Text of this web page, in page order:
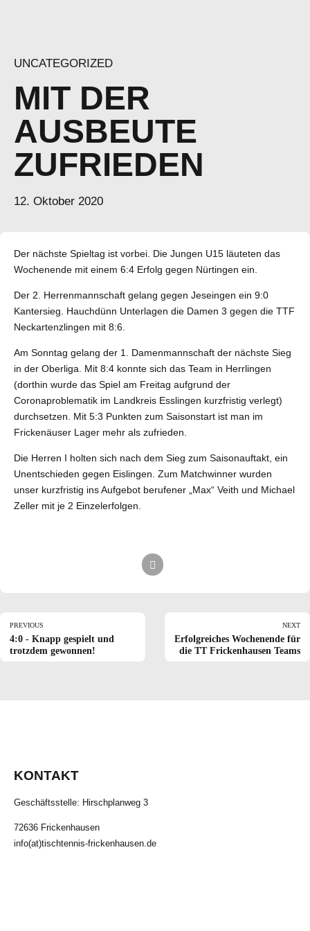
UNCATEGORIZED
MIT DER
AUSBEUTE
ZUFRIEDEN
12. Oktober 2020
Der nächste Spieltag ist vorbei. Die Jungen U15 läuteten das
Wochenende mit einem 6:4 Erfolg gegen Nürtingen ein.
Der 2. Herrenmannschaft gelang gegen Jeseingen ein 9:0
Kantersieg. Hauchdünn Unterlagen die Damen 3 gegen die TTF
Neckartenzlingen mit 8:6.
Am Sonntag gelang der 1. Damenmannschaft der nächste Sieg
in der Oberliga. Mit 8:4 konnte sich das Team in Herrlingen
(dorthin wurde das Spiel am Freitag aufgrund der
Coronaproblematik im Landkreis Esslingen kurzfristig verlegt)
durchsetzen. Mit 5:3 Punkten zum Saisonstart ist man im
Frickenäuser Lager mehr als zufrieden.
Die Herren I holten sich nach dem Sieg zum Saisonauftakt, ein
Unentschieden gegen Eislingen. Zum Matchwinner wurden
unser kurzfristig ins Aufgebot berufener „Max“ Veith und Michael
Zeller mit je 2 Einzelerfolgen.
PREVIOUS
4:0 - Knapp gespielt und
trotzdem gewonnen!
NEXT
Erfolgreiches Wochenende für
die TT Frickenhausen Teams
KONTAKT
Geschäftsstelle: Hirschplanweg 3
72636 Frickenhausen
info(at)tischtennis-frickenhausen.de